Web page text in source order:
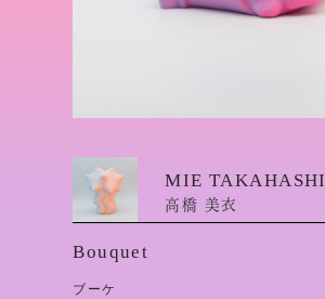
MIE TAKAHASHI
高橋 美衣
Bouquet
ブーケ